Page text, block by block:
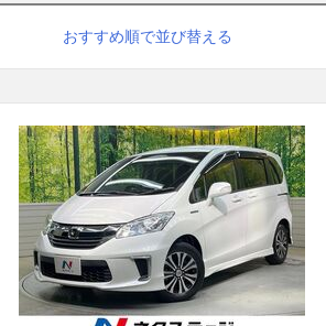
おすすめ順で並び替える